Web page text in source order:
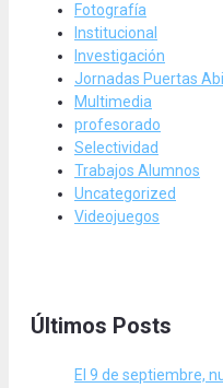
Fotografía
Institucional
Investigación
Jornadas Puertas
Multimedia
profesorado
Selectividad
Trabajos Alumnos
Uncategorized
Videojuegos
Últimos Posts
El 9 de septiembre,